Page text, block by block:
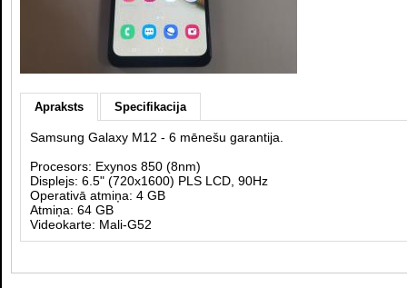
Apraksts Specifikacija
Samsung Galaxy M12 - 6 mēnešu garantija.
Procesors: Exynos 850 (8nm)
Displejs: 6.5" (720x1600) PLS LCD, 90Hz
Operativā atmiņa: 4 GB
Atmiņa: 64 GB
Videokarte: Mali-G52